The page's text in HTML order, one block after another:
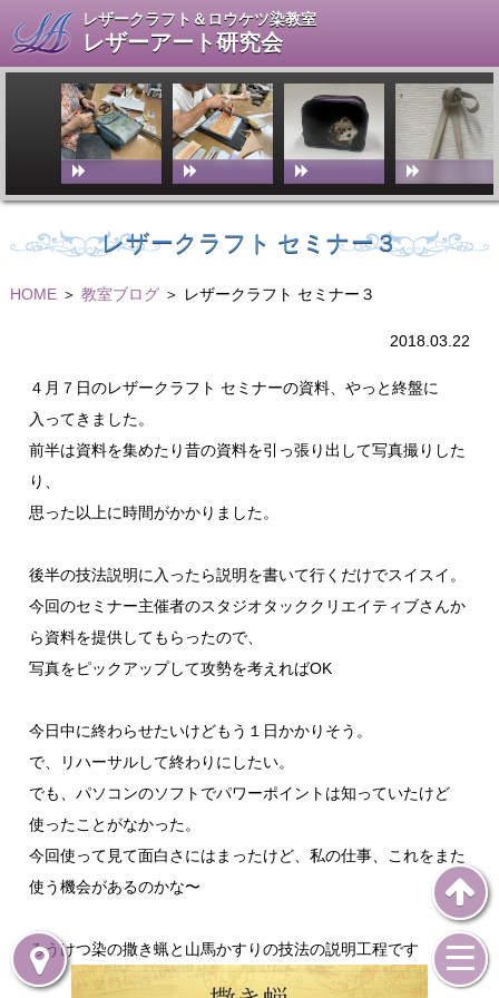
レザークラフト＆ロウケツ染教室
レザーアート研究会
レザークラフト セミナー３
HOME＞ 教室ブログ＞ レザークラフト セミナー３
2018.03.22
４月７日のレザークラフト セミナーの資料、やっと終盤に
入ってきました。
前半は資料を集めたり昔の資料を引っ張り出して写真撮りした
り、
思った以上に時間がかかりました。
後半の技法説明に入ったら説明を書いて行くだけでスイスイ。
今回のセミナー主催者のスタジオタッククリエイティブさんか
ら資料を提供してもらったので、
写真をピックアップして攻勢を考えればOK
今日中に終わらせたいけどもう１日かかりそう。
で、リハーサルして終わりにしたい。
でも、パソコンのソフトでパワーポイントは知っていたけど
使ったことがなかった。
今回使って見て面白さにはまったけど、私の仕事、これをまた
使う機会があるのかな〜
ろうけつ染の撒き蝋と山馬かすりの技法の説明工程です